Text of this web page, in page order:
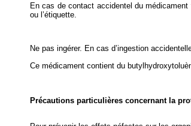
En cas de contact accidentel du
ou l’étiquette.
Ne pas ingérer. En cas d’ingestion
Ce médicament contient du
Précautions particulières concernant la